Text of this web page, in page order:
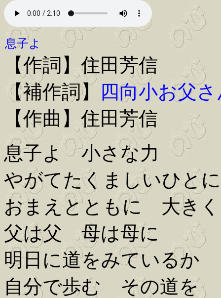
息子よ
【作詞】住田芳信
【補作詞】 四向小お父
【作曲】住田芳信
息子よ 小さな力
やがてたくましいひと
おまえとともに 大き
父は父 母は母に
明日に道をみているか
自分で歩む その道を